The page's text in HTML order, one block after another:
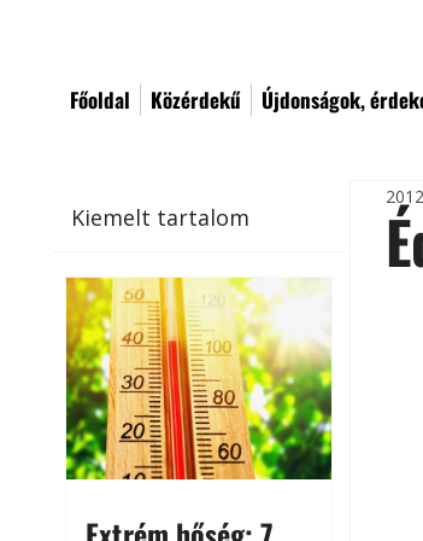
Főoldal Közérdekű Újdonságok,
Kiemelt tartalom